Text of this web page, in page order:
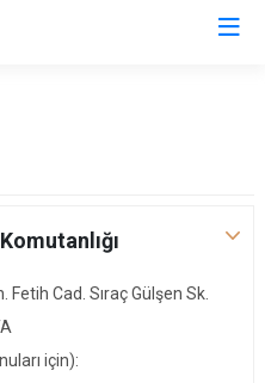
Fetih Cad. Sıraç Gülşen Sk.
için):